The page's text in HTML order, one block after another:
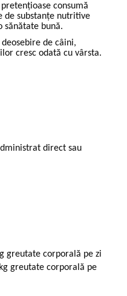
consumă
de substanțe nutritive
sănătate bună.
de câini,
cresc odată cu vârsta.
direct sau
greutate corporală pe zi
greutate corporală pe